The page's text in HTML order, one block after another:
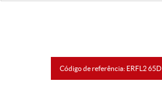
Código de referência: ERFL2 65D